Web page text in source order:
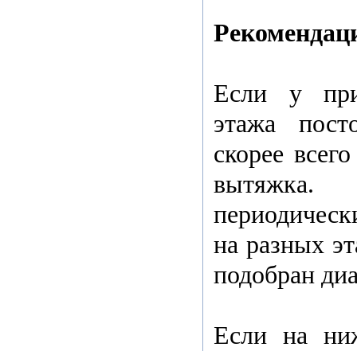
Если у
этажа
скорее
на разных
подобран
Если на